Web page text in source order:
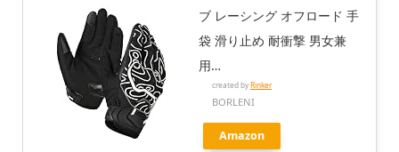
ブ レーシング オフロード 手
袋 滑り止め 耐衝撃 男女兼
用…
created byRinker
BORLENI
Amazon